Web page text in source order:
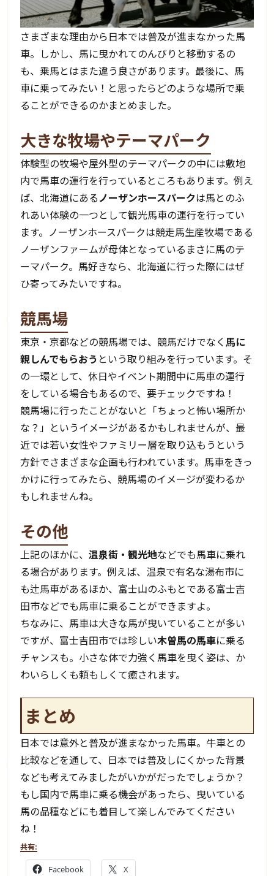
さまざまな理由から日本では普及が進まなかった馬
車。しかし、馬に曳かれてのんびりと移動するの
も、乗馬とはまた違う良さがあります。最後に、馬
車に乗ってみたい！と思ったらどのような場所で乗
ることができるのかまとめました。
大きな牧場やテーマパーク
体験型の牧場や屋外型のテーマパークの中には敷地
内で馬車の運行を行っているところもあります。例え
ば、北海道にあるノーザンホースパークは馬とのふ
れあい体験の一つとして観光馬車の運行を行ってい
ます。ノーザンホースパークは競走馬生産牧場である
ノーザンファームが母体となっているまさに馬のテ
ーマパーク。馬好きなら、北海道に行った際にはぜ
ひ寄ってみたいですね。
競馬場
東京・京都などの競馬場では、競馬だけでなく 馬に
親しんでもらおう という取り組みを行っています。そ
の一環として、休日やイベント期間中に馬車の運行
をしている場合もあるので、要チェックですね！
競馬場に行ったことがないと「ちょっと怖い場所か
な？」というイメージがあるかもしれませんが、最
近では若い女性やファミリー層を取り込もうという
方針でさまざまな企画も行われています。馬車をきっ
かけに行ってみたら、競馬場のイメージが変わるか
もしれませんね。
その他
上記のほかに、温泉街・観光地などでも馬車に乗れ
る場合があります。例えば、温泉で有名な湯布市に
も辻馬車があるほか、富士山のふもとである富士吉
田市などでも馬車に乗ることができますよ。
ちなみに、馬車は大きな馬が曳いていることが多い
ですが、富士吉田市では珍しい木曽馬の馬車に乗る
チャンスも。小さな体で力強く馬車を曳く姿は、か
わいらしくも頼もしくて癒されます。
まとめ
日本では意外と普及が進まなかった馬車。牛車との
比較などを通して、日本では普及しにくかった背景
なども考えてみましたがいかがだったでしょうか？
もし国内で馬車に乗る機会があったら、曳いている
馬の品種などにも着目して楽しんでみてください
ね！
共有:
Facebook X